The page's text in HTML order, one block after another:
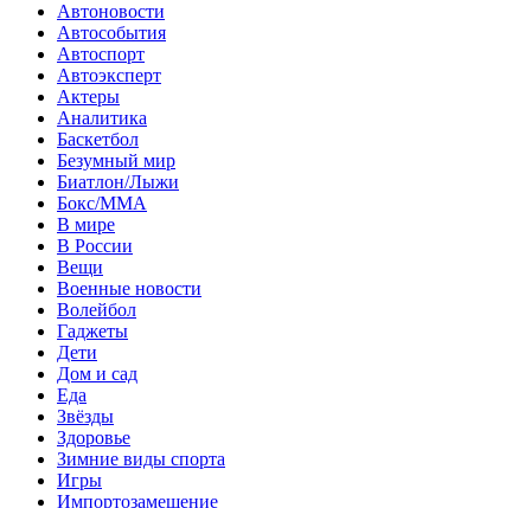
Автоновости
Автособытия
Автоспорт
Автоэксперт
Актеры
Аналитика
Баскетбол
Безумный мир
Биатлон/Лыжи
Бокс/MMA
В мире
В России
Вещи
Военные новости
Волейбол
Гаджеты
Дети
Дом и сад
Еда
Звёзды
Здоровье
Зимние виды спорта
Игры
Импортозамещение